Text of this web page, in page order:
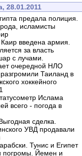
28.01.2011
предала полиция.
исламисты
введена армия.
за власть
с лучами.
очередной НЛО
Таиланд в
хоккейного
Ислама
всего - погода в
сделка.
УВД продавали
Тунис и Египет
погромы. Йемен и